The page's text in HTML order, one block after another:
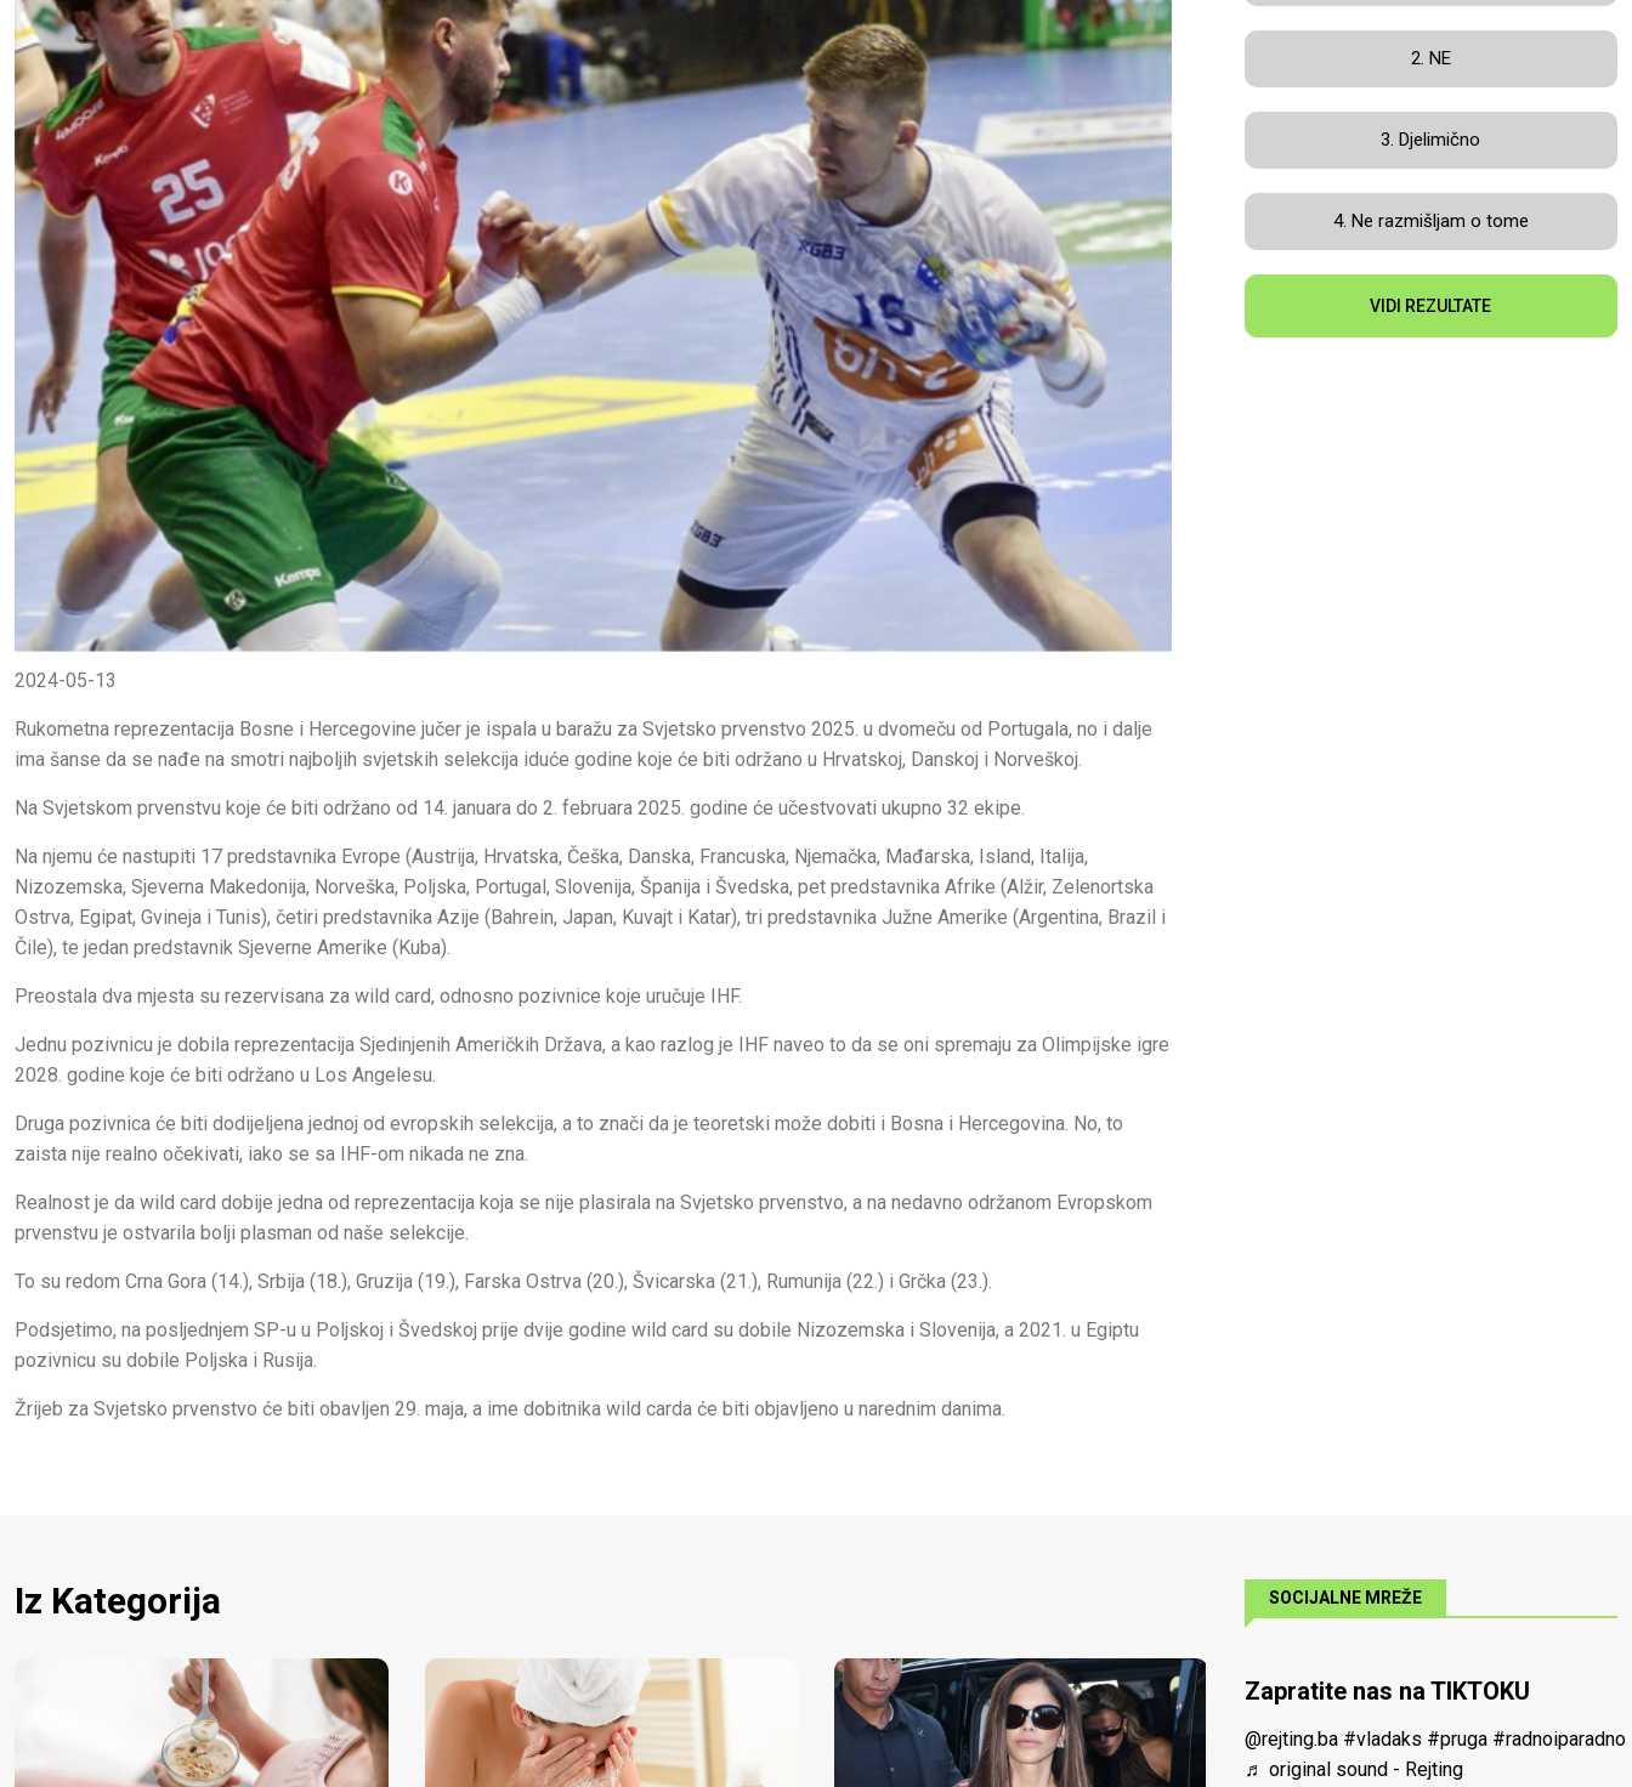
2024-05-13
Rukometna reprezentacija Bosne i Hercegovine jučer je ispala u baražu za Svjetsko prvenstvo 2025. u dvomeču od Portugala, no i dalje
ima šanse da se nađe na smotri najboljih svjetskih selekcija iduće godine koje će biti održano u Hrvatskoj, Danskoj i Norveškoj.
Na Svjetskom prvenstvu koje će biti održano od 14. januara do 2. februara 2025. godine će učestvovati ukupno 32 ekipe.
Na njemu će nastupiti 17 predstavnika Evrope (Austrija, Hrvatska, Češka, Danska, Francuska, Njemačka, Mađarska, Island, Italija,
Nizozemska, Sjeverna Makedonija, Norveška, Poljska, Portugal, Slovenija, Španija i Švedska, pet predstavnika Afrike (Alžir, Zelenortska
Ostrva, Egipat, Gvineja i Tunis), četiri predstavnika Azije (Bahrein, Japan, Kuvajt i Katar), tri predstavnika Južne Amerike (Argentina, Brazil i
Čile), te jedan predstavnik Sjeverne Amerike (Kuba).
Preostala dva mjesta su rezervisana za wild card, odnosno pozivnice koje uručuje IHF.
Jednu pozivnicu je dobila reprezentacija Sjedinjenih Američkih Država, a kao razlog je IHF naveo to da se oni spremaju za Olimpijske igre
2028. godine koje će biti održano u Los Angelesu.
Druga pozivnica će biti dodijeljena jednoj od evropskih selekcija, a to znači da je teoretski može dobiti i Bosna i Hercegovina. No, to
zaista nije realno očekivati, iako se sa IHF-om nikada ne zna.
Realnost je da wild card dobije jedna od reprezentacija koja se nije plasirala na Svjetsko prvenstvo, a na nedavno održanom Evropskom
prvenstvu je ostvarila bolji plasman od naše selekcije.
To su redom Crna Gora (14.), Srbija (18.), Gruzija (19.), Farska Ostrva (20.), Švicarska (21.), Rumunija (22.) i Grčka (23.).
Podsjetimo, na posljednjem SP-u u Poljskoj i Švedskoj prije dvije godine wild card su dobile Nizozemska i Slovenija, a 2021. u Egiptu
pozivnicu su dobile Poljska i Rusija.
Žrijeb za Svjetsko prvenstvo će biti obavljen 29. maja, a ime dobitnika wild carda će biti objavljeno u narednim danima.
2. NE
3. Djelimično
4. Ne razmišljam o tome
VIDI REZULTATE
Iz Kategorija SOCIJALNE MREŽE
Zapratite nas na TIKTOKU
@rejting.ba #vladaks #pruga #radnoiparadno
♬ original sound - Rejting